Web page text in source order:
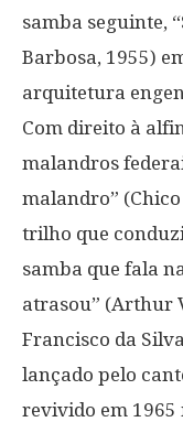
samba seguinte,
Barbosa, 1955)
arquitetura
Com direito à
malandros
malandro”
trilho que
samba que fala
atrasou” (Arthur
Francisco da
lançado pelo
revivido em 1965